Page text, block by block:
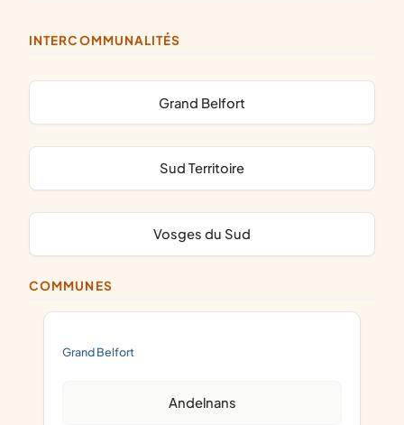
INTERCOMMUNALITÉS
Grand Belfort
Sud Territoire
Vosges du Sud
COMMUNES
Grand Belfort
Andelnans